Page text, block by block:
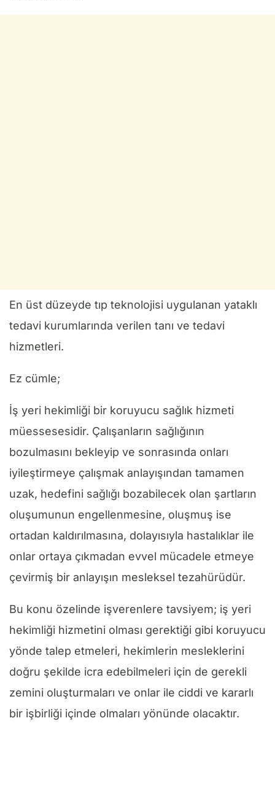
En üst düzeyde tıp teknolojisi uygulanan yataklı
tedavi kurumlarında verilen tanı ve tedavi
hizmetleri.
Ez cümle;
İş yeri hekimliği bir koruyucu sağlık hizmeti
müessesesidir. Çalışanların sağlığının
bozulmasını bekleyip ve sonrasında onları
iyileştirmeye çalışmak anlayışından tamamen
uzak, hedefini sağlığı bozabilecek olan şartların
oluşumunun engellenmesine, oluşmuş ise
ortadan kaldırılmasına, dolayısıyla hastalıklar ile
onlar ortaya çıkmadan evvel mücadele etmeye
çevirmiş bir anlayışın mesleksel tezahürüdür.
Bu konu özelinde işverenlere tavsiyem; iş yeri
hekimliği hizmetini olması gerektiği gibi koruyucu
yönde talep etmeleri, hekimlerin mesleklerini
doğru şekilde icra edebilmeleri için de gerekli
zemini oluşturmaları ve onlar ile ciddi ve kararlı
bir işbirliği içinde olmaları yönünde olacaktır.